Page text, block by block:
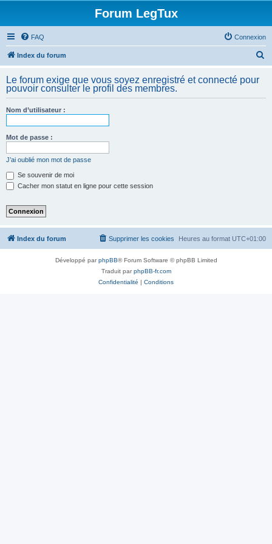
Forum LegTux
FAQ Connexion
Index du forum
h
Le forum exige que vous soyez enregistré et connecté pour
pouvoir consulter le profil des membres.
Nom d’utilisateur :
Mot de passe :
J’ai oublié mon mot de passe
Se souvenir de moi
Cacher mon statut en ligne pour cette session
Index du forum Heures au format UTC+01:00
Supprimer les cookies
Développé parphpBB® Forum Software © phpBB Limited
Traduit parphpBB-fr.com
Confidentialité | Conditions